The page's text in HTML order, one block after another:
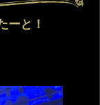
ーと！